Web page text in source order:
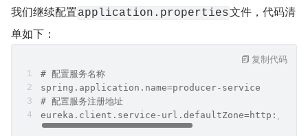
我们继续配置application.properties文件，代码清
单如下：
# 配置服务名称
spring.application.name=producer-service
# 配置服务注册地址
eureka.client.service-url.defaultZone=http://
复制代码